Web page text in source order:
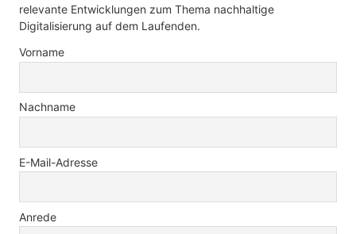
relevante Entwicklungen zum Thema nachhaltige
Digitalisierung auf dem Laufenden.
Vorname
Nachname
E-Mail-Adresse
Anrede